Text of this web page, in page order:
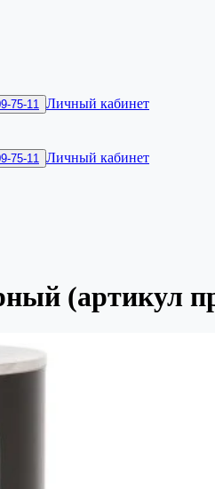
75-11 Личный кабинет
75-11 Личный кабинет
(артикул